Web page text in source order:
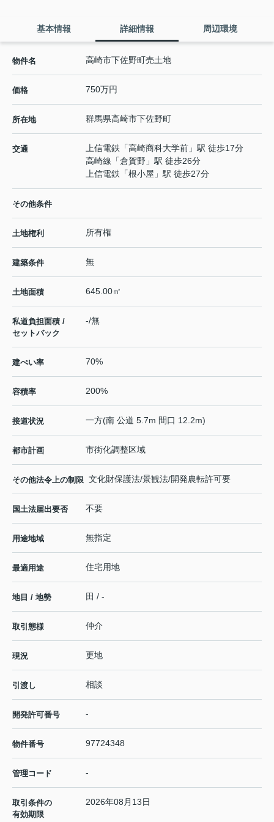
基本情報 詳細情報 周辺環境
物件名 高崎市下佐野町売土地
価格 750万円
所在地 群馬県高崎市下佐野町
交通 上信電鉄 「高崎商科大学前 」駅 徒歩17分
高崎線 「倉賀野 」駅 徒歩26分
上信電鉄 「根小屋 」駅 徒歩27分
その他条件
土地権利 所有権
建築条件 無
土地面積 645.00㎡
私道負担面積 /
セットバック
-/無
建ぺい率 70%
容積率 200%
接道状況 一方(南 公道 5.7m 間口 12.2m)
都市計画 市街化調整区域
その他法令上の制限 文化財保護法/景観法/開発農転許可要
国土法届出要否 不要
用途地域 無指定
最適用途 住宅用地
地目 / 地勢 田 / -
取引態様 仲介
現況 更地
引渡し 相談
開発許可番号 -
物件番号 97724348
管理コード -
取引条件の
有効期限
2026年08月13日